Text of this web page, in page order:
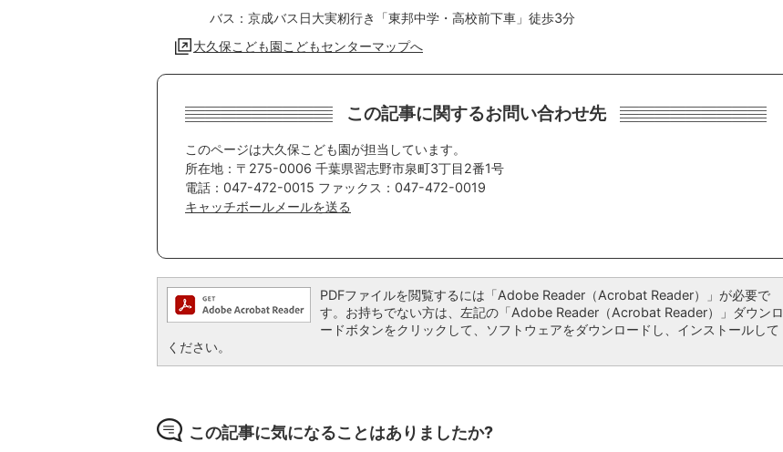
バス：京成バス日大実籾行き「東邦中学・高校前下車」徒歩3分
大久保こども園こどもセンターマップへ
この記事に関するお問い合わせ先
このページは大久保こども園が担当しています。
所在地：〒275-0006 千葉県習志野市泉町3丁目2番1号
電話：047-472-0015 ファックス：047-472-0019
キャッチボールメールを送る
PDFファイルを閲覧するには「Adobe Reader（Acrobat Reader）」が必要で
す。お持ちでない方は、左記の「Adobe Reader（Acrobat Reader）」ダウンロ
ードボタンをクリックして、ソフトウェアをダウンロードし、インストールして
ください。
この記事に気になることはありましたか?